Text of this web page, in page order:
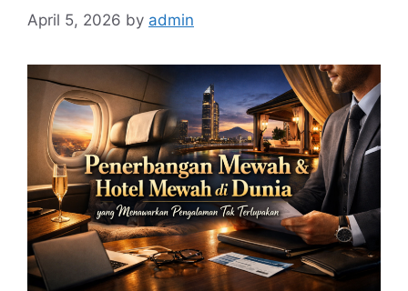
April 5, 2026 by admin